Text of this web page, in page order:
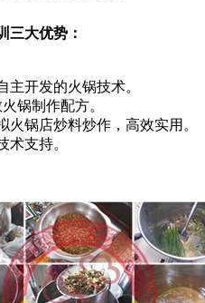
三大优势：
主开发的火锅技术。
锅制作配方。
火锅店炒料炒作，高效实用。
术支持。